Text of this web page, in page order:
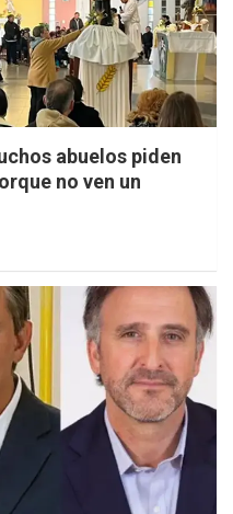
abuelos piden
no ven un